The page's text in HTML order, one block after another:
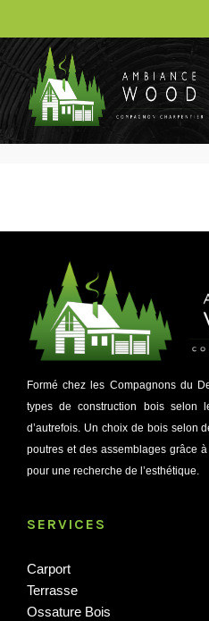
Façade
Façade
FAÇADE Façade en bois
magasin lillois avec la pose
donner un effet de
Formé chez les Compagnons du
types de construction bois selon
d’autrefois. Un choix de bois selon
poutres et des assemblages grâce
pour une recherche de l’esthétique.
SERVICES
Carport
Terrasse
Ossature Bois